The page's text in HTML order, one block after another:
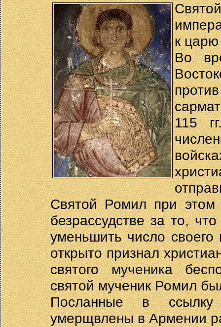
к царю
Во
115
Святой Ромил при этом
безрассудстве за то,
уменьшить число
открыто признал
святого мученика
святой мученик Ромил
Посланные в ссылку
умерщвлены в Армении